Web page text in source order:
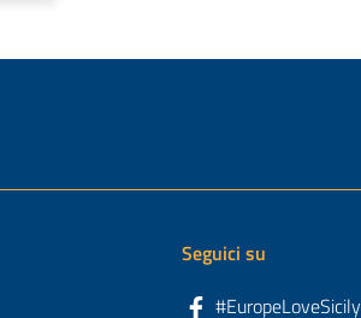
Seguici su
#EuropeLoveSicily